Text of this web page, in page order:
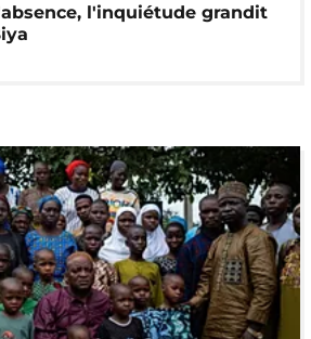
l'inquiétude grandit